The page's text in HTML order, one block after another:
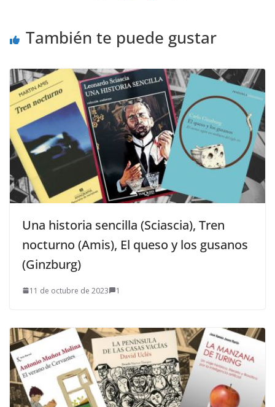
También te puede gustar
Una historia sencilla (Sciascia), Tren
nocturno (Amis), El queso y los gusanos
(Ginzburg)
11 de octubre de 2023 1